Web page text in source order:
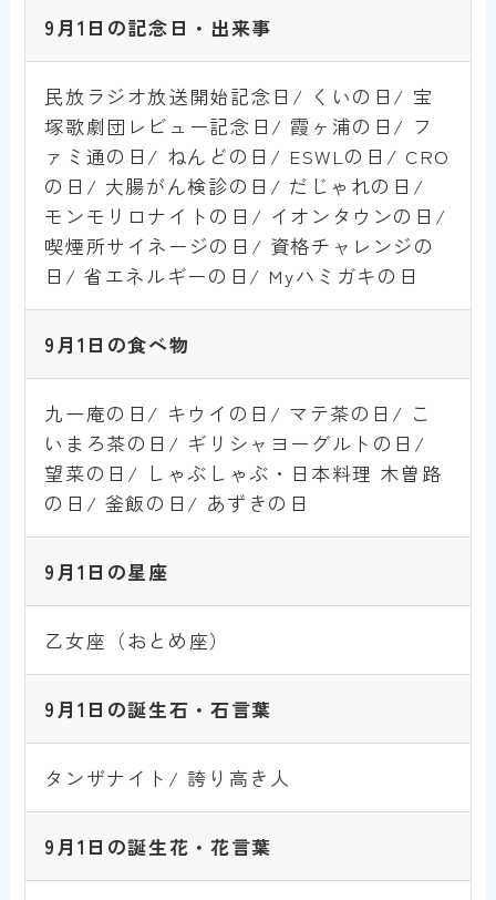
9 月1日の記念日・出来事
民放ラジオ放送開始記念日/ くいの日/ 宝
塚歌劇団レビュー記念日/ 霞ヶ浦の日/ フ
ァミ通の日/ ねんどの日/ ESWLの日/ CRO
の日/ 大腸がん検診の日/ だじゃれの日/
モンモリロナイトの日/ イオンタウンの日/
喫煙所サイネージの日/ 資格チャレンジの
日/ 省エネルギーの日/ Myハミガキの日
9月1 日 の食べ物
九一庵の日/ キウイの日/ マテ茶の日/ こ
いまろ茶の日/ ギリシャヨーグルトの日/
望菜の日/ しゃぶしゃぶ・日本料理 木曽路
の日/ 釜飯の日/ あずきの日
9月1 日 の星座
乙女座（おとめ座）
9月1 日 の誕生石・石言葉
タンザナイト/ 誇り高き人
9月1 日 の誕生花・花言葉